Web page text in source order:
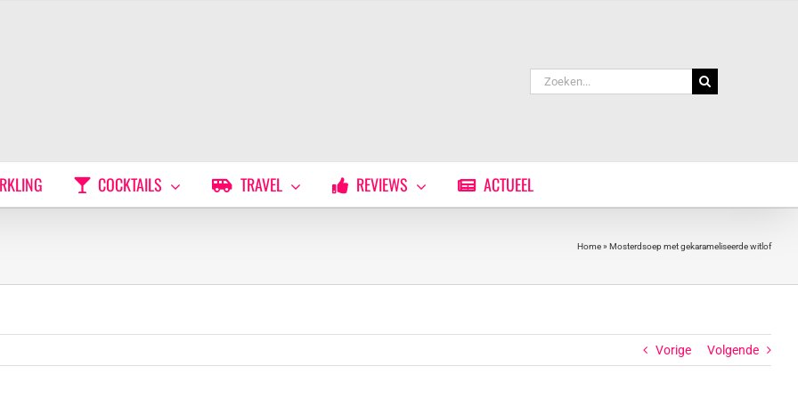
Zoeken
naar:
COCKTAILS TRAVEL REVIEWS ACTUEEL
Home» Mosterdsoep met gekarameliseerde witlof
Vorige Volgende